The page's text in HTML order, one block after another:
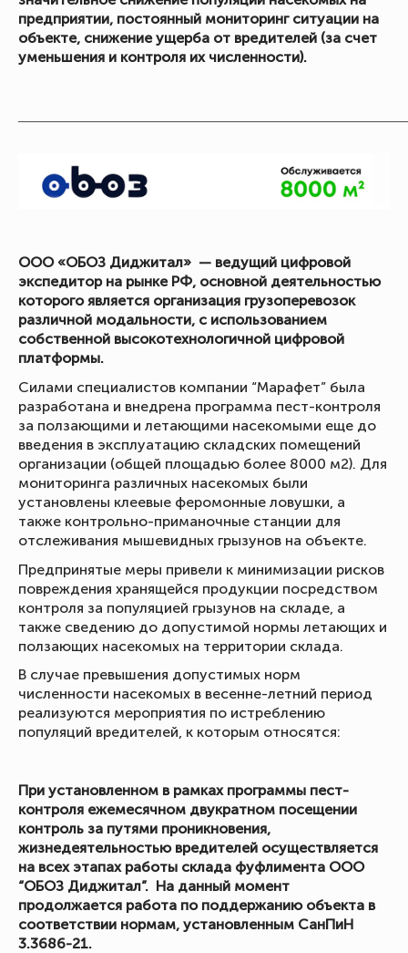
предприятии, постоянный мониторинг ситуации на
объекте, снижение ущерба от вредителей (за счет
уменьшения и контроля их численности).
ООО «ОБОЗ Диджитал» — ведущий цифровой
экспедитор на рынке РФ, основной деятельностью
которого является организация грузоперевозок
различной модальности, с использованием
собственной высокотехнологичной цифровой
платформы.
Силами специалистов компании “Марафет” была
разработана и внедрена программа пест-контроля
за ползающими и летающими насекомыми еще до
введения в эксплуатацию складских помещений
организации (общей площадью более 8000 м2). Для
мониторинга различных насекомых были
установлены клеевые феромонные ловушки, а
также контрольно-приманочные станции для
отслеживания мышевидных грызунов на объекте.
Предпринятые меры привели к минимизации рисков
повреждения хранящейся продукции посредством
контроля за популяцией грызунов на складе, а
также сведению до допустимой нормы летающих и
ползающих насекомых на территории склада.
В случае превышения допустимых норм
численности насекомых в весенне-летний период
реализуются мероприятия по истреблению
популяций вредителей, к которым относятся:
При установленном в рамках программы пест-
контроля ежемесячном двукратном посещении
контроль за путями проникновения,
жизнедеятельностью вредителей осуществляется
на всех этапах работы склада фуфлимента ООО
“ОБОЗ Диджитал”. На данный момент
продолжается работа по поддержанию объекта в
соответствии нормам, установленным СанПиН
3.3686-21.